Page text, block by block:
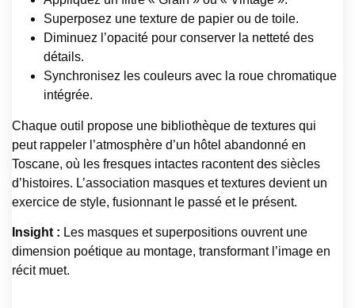
Superposez une texture de papier ou de toile.
Diminuez l’opacité pour conserver la netteté des
détails.
Synchronisez les couleurs avec la roue chromatique
intégrée.
Chaque outil propose une bibliothèque de textures qui
peut rappeler l’atmosphère d’un hôtel abandonné en
Toscane, où les fresques intactes racontent des siècles
d’histoires. L’association masques et textures devient un
exercice de style, fusionnant le passé et le présent.
Insight : Les masques et superpositions ouvrent une
dimension poétique au montage, transformant l’image en
récit muet.